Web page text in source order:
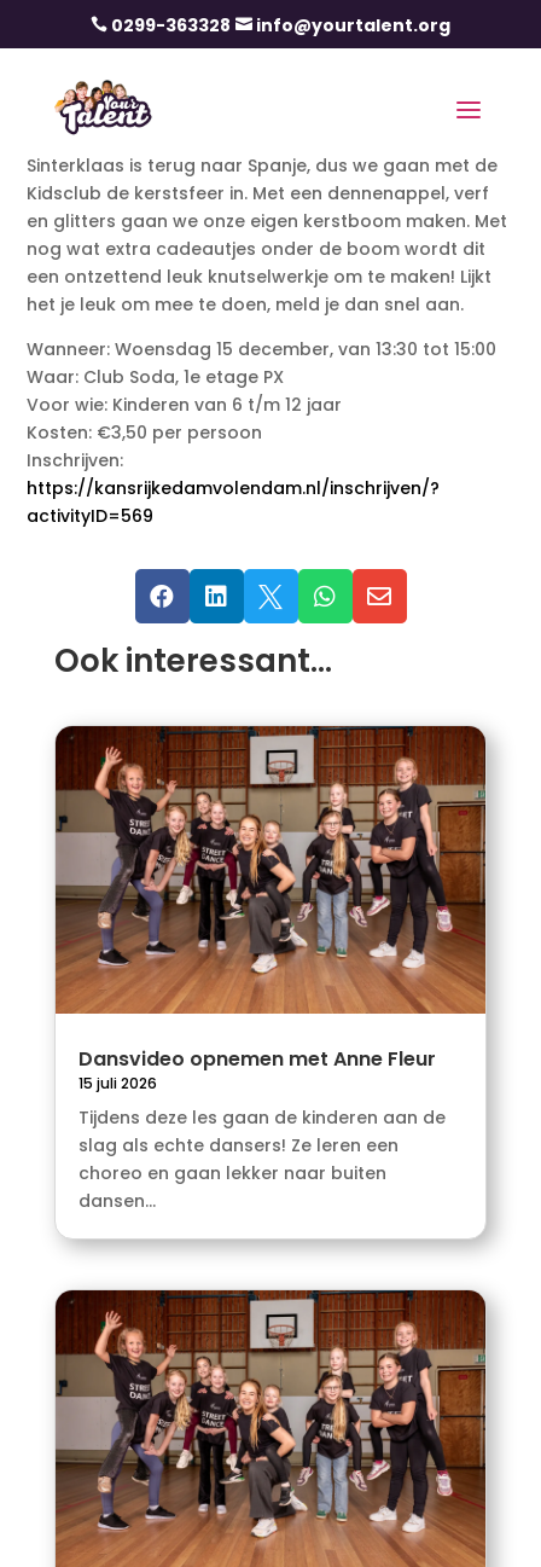
 0299-363328  info@yourtalent.org
Sinterklaas is terug naar Spanje, dus we gaan met de
Kidsclub de kerstsfeer in. Met een dennenappel, verf
en glitters gaan we onze eigen kerstboom maken. Met
nog wat extra cadeautjes onder de boom wordt dit
een ontzettend leuk knutselwerkje om te maken! Lijkt
het je leuk om mee te doen, meld je dan snel aan.
Wanneer: Woensdag 15 december, van 13:30 tot 15:00
Waar: Club Soda, 1e etage PX
Voor wie: Kinderen van 6 t/m 12 jaar
Kosten: €3,50 per persoon
Inschrijven:
https://kansrijkedamvolendam.nl/inschrijven/?
activityID=569
    
Ook interessant…
Dansvideo opnemen met Anne Fleur
15 juli 2026
Tijdens deze les gaan de kinderen aan de
slag als echte dansers! Ze leren een
choreo en gaan lekker naar buiten
dansen...